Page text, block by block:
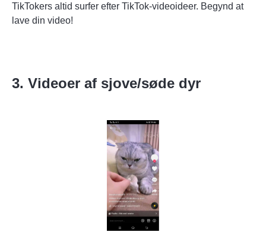
TikTokers altid surfer efter TikTok-videoideer. Begynd at
lave din video!
3. Videoer af sjove/søde dyr